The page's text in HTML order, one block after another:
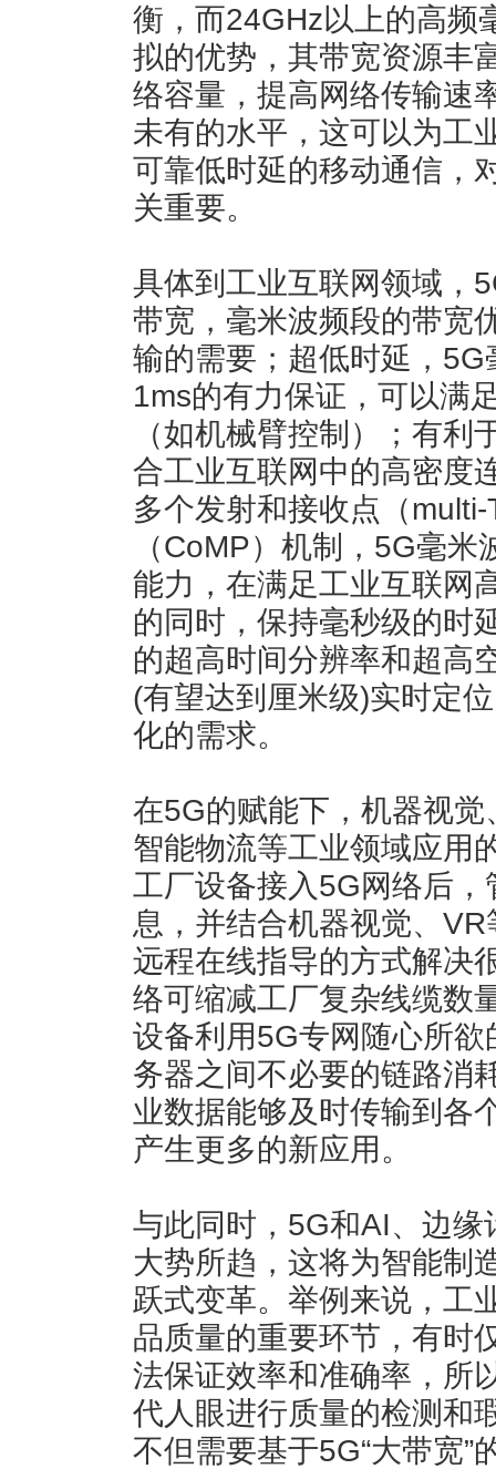
衡，而24GHz以上的高频
拟的优势，其带宽资源丰
络容量，提高网络传输速
未有的水平，这可以为工
可靠低时延的移动通信，
关重要。
具体到工业互联网领域，
带宽，毫米波频段的带宽
输的需要；超低时延，
1ms的有力保证，可以满
（如机械臂控制）；有
合工业互联网中的高密度
多个发射和接收点（
（CoMP）机制，5G毫
能力，在满足工业互联网
的同时，保持毫秒级的时
的超高时间分辨率和超高
(有望达到厘米级)实时定
化的需求。
在5G的赋能下，机器视
智能物流等工业领域应用
工厂设备接入5G网络后
息，并结合机器视觉、
远程在线指导的方式解决
络可缩减工厂复杂线缆数
设备利用5G专网随心所
务器之间不必要的链路消
业数据能够及时传输到各
产生更多的新应用。
与此同时，5G和AI、边
大势所趋，这将为智能制
跃式变革。举例来说，工
品质量的重要环节，有时
法保证效率和准确率，所
代人眼进行质量的检测和
不但需要基于5G“大带宽”